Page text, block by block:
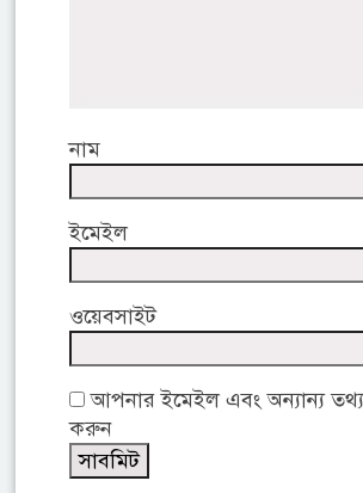
নাম
ইমেইল
ওয়েবসাইট
আপনার ইমেইল এবং অন্যান্য
করুন